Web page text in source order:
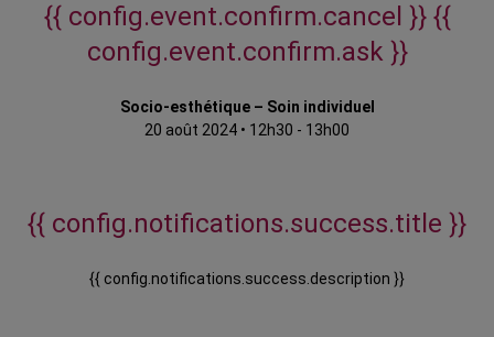
{{ config.event.confirm.cancel }} {{
config.event.confirm.ask }}
Socio-esthétique – Soin individuel
20 août 2024 • 12h30 - 13h00
{{ config.notifications.success.title }}
{{ config.notifications.success.description }}